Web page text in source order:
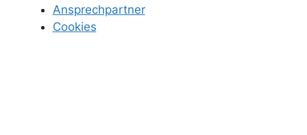
Ansprechpartner
Cookies